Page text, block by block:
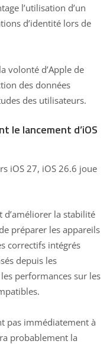
l’utilisation d’un
d’identité lors de
volonté d’Apple de
des données
des utilisateurs.
le lancement d’iOS
iOS 27, iOS 26.6 joue
la stabilité
préparer les appareils
correctifs intégrés
depuis les
performances sur les
pas immédiatement à
probablement la